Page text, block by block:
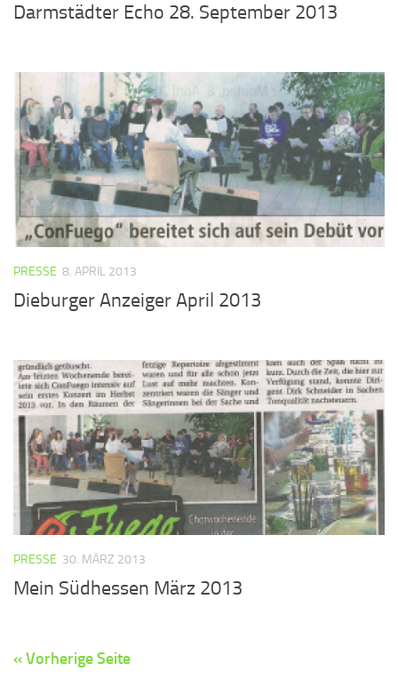
Darmstädter Echo 28. September 2013
PRESSE 8. APRIL 2013
Dieburger Anzeiger April 2013
PRESSE 30. MÄRZ 2013
Mein Südhessen März 2013
« Vorherige Seite